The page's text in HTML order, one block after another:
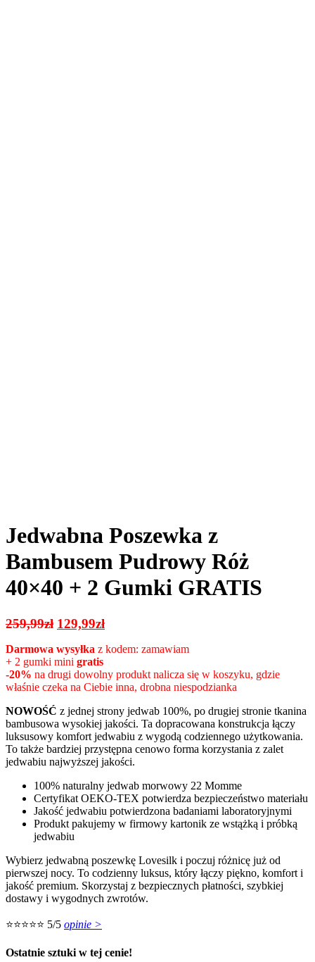
Jedwabna Poszewka z
Bambusem Pudrowy Róż
40×40 + 2 Gumki GRATIS
259,99zł Pierwotna
wynosiła:
259,99zł.
129,99złAktualna
wynosi:
129,99zł.
Darmowa wysyłka z kodem: zamawiam
+ 2 gumki mini gratis
-20% na drugi dowolny produkt nalicza się w koszyku, gdzie
właśnie czeka na Ciebie inna, drobna niespodzianka
NOWOŚĆ z jednej strony jedwab 100%, po drugiej stronie tkanina
bambusowa wysokiej jakości. Ta dopracowana konstrukcja łączy
luksusowy komfort jedwabiu z wygodą codziennego użytkowania.
To także bardziej przystępna cenowo forma korzystania z zalet
jedwabiu najwyższej jakości.
100% naturalny jedwab morwowy 22 Momme
Certyfikat OEKO-TEX potwierdza bezpieczeństwo materiału
Jakość jedwabiu potwierdzona badaniami laboratoryjnymi
Produkt pakujemy w firmowy kartonik ze wstążką i próbką
jedwabiu
Wybierz jedwabną poszewkę Lovesilk i poczuj różnicę już od
pierwszej nocy. To codzienny luksus, który łączy piękno, komfort i
jakość premium. Skorzystaj z bezpiecznych płatności, szybkiej
dostawy i wygodnych zwrotów.
⭐⭐⭐⭐⭐ 5/5 opinie >
Ostatnie sztuki w tej cenie!